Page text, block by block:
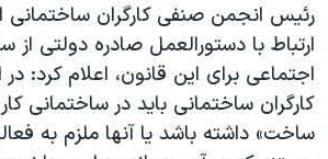
رئیس انجمن صنفی کارگران ساختمانی
ارتباط با دستورالعمل صادره دولتی از
اجتماعی برای این قانون، اعلام کرد:
کارگران ساختمانی باید در ساختمانی
ساخت» داشته باشد یا آنها ملزم به